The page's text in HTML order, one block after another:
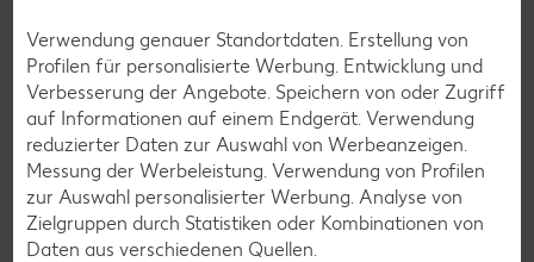
Genießer, für die Lunchbox oder das Abendessen.
Rezepte entdecken
Verwendung genauer Standortdaten. Erstellung von
Profilen für personalisierte Werbung. Entwicklung und
Verbesserung der Angebote. Speichern von oder Zugriff
auf Informationen auf einem Endgerät. Verwendung
reduzierter Daten zur Auswahl von Werbeanzeigen.
Messung der Werbeleistung. Verwendung von Profilen
zur Auswahl personalisierter Werbung. Analyse von
Zielgruppen durch Statistiken oder Kombinationen von
Daten aus verschiedenen Quellen.